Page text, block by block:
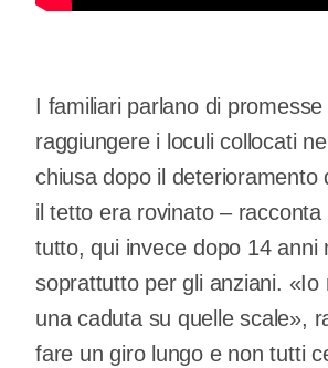
I familiari parlano di
raggiungere i loculi collocati
chiusa dopo il
il tetto era rovinato –
tutto, qui invece dopo 14
soprattutto per gli anziani.
una caduta su quelle scale»,
fare un giro lungo e non tutti